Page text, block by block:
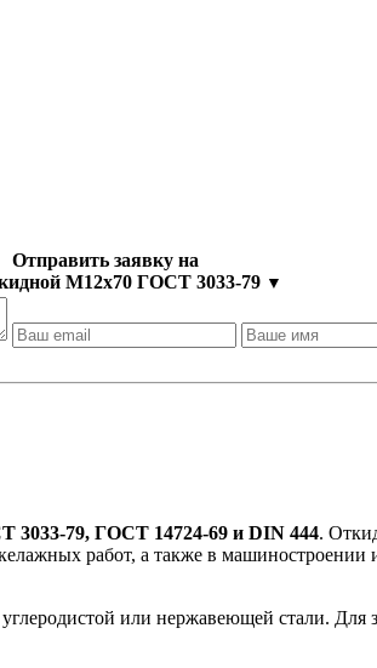
Отправить заявку на
М12х70 ГОСТ 3033-79 ▼
3033-79, ГОСТ 14724-69 и DIN 444.
работ, а также в
или нержавеющей стали.